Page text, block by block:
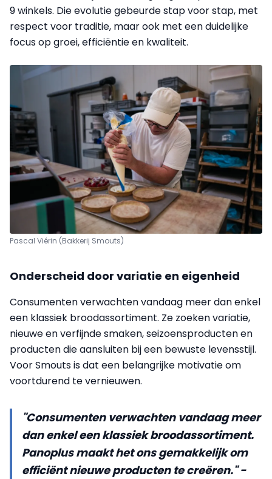
9 winkels. Die evolutie gebeurde stap voor stap, met
respect voor traditie, maar ook met een duidelijke
focus op groei, efficiëntie en kwaliteit.
Pascal Viérin (Bakkerij Smouts)
Onderscheid door variatie en eigenheid
Consumenten verwachten vandaag meer dan enkel
een klassiek broodassortiment. Ze zoeken variatie,
nieuwe en verfijnde smaken, seizoensproducten en
producten die aansluiten bij een bewuste levensstijl.
Voor Smouts is dat een belangrijke motivatie om
voortdurend te vernieuwen.
"Consumenten verwachten vandaag meer
dan enkel een klassiek broodassortiment.
Panoplus maakt het ons gemakkelijk om
efficiënt nieuwe producten te creëren." -